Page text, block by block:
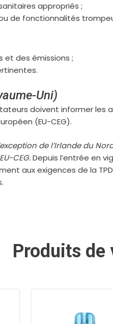
appropriés ;
de fonctionnalités
et des émissions ;
Uni)
doivent informer les
(EU-CEG).
de l’Irlande du
CEG.Depuis l’entrée en
aux exigences de la
Produits de